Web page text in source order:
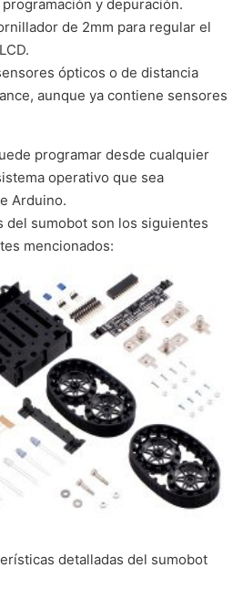
y depuración.
de 2mm para regular el
ópticos o de distancia
aunque ya contiene sensores
programar desde cualquier
operativo que sea
Arduino.
del sumobot son los siguientes
mencionados:
detalladas del sumobot